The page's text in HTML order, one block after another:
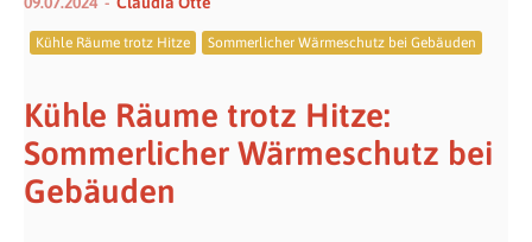
Kühle Räume trotz Hitze Sommerlicher Wärmeschutz bei Gebäuden
Kühle Räume trotz Hitze:
Sommerlicher Wärmeschutz bei
Gebäuden